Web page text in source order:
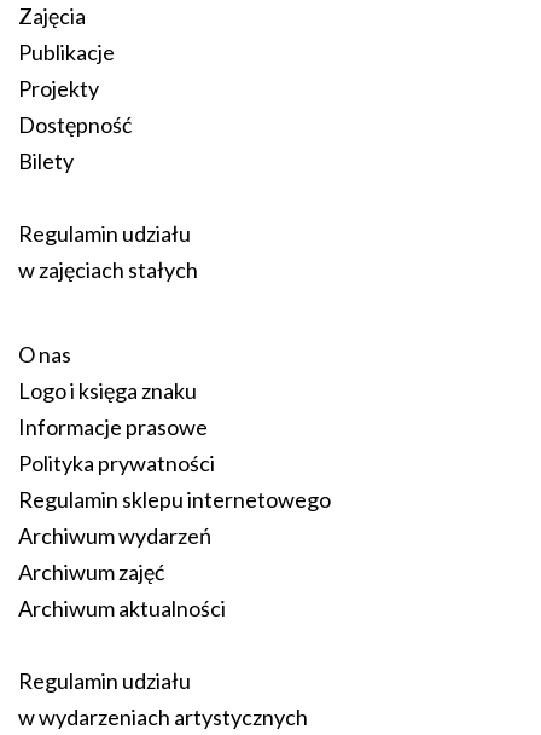
Zajęcia
Publikacje
Projekty
Dostępność
Bilety
Regulamin udziału
w zajęciach stałych
O nas
Logo i księga znaku
Informacje prasowe
Polityka prywatności
Regulamin sklepu internetowego
Archiwum wydarzeń
Archiwum zajęć
Archiwum aktualności
Regulamin udziału
w wydarzeniach artystycznych